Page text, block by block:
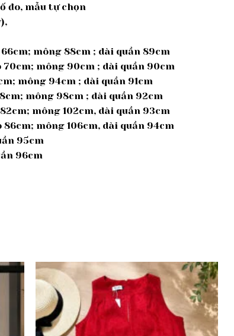
đo, mẫu tự chọn
mông 88cm ; dài quần 89cm
70cm; mông 90cm ; dài quần 90cm
mông 94cm ; dài quần 91cm
mông 98cm ; dài quần 92cm
mông 102cm, dài quần 93cm
86cm; mông 106cm, dài quần 94cm
95cm
96cm
Add to
wishlist